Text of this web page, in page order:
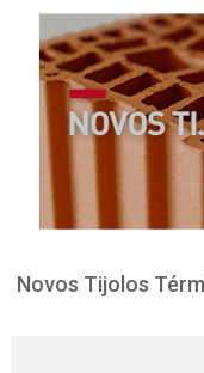
Novos Tijolos